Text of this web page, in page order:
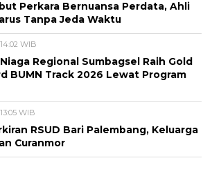
Perkara Bernuansa Perdata, Ahli
Tanpa Jeda Waktu
WIB
Regional Sumbagsel Raih Gold
BUMN Track 2026 Lewat Program
WIB
RSUD Bari Palembang, Keluarga
Curanmor